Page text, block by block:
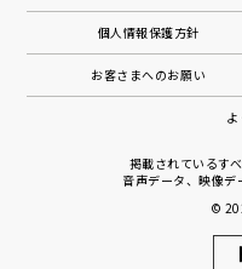
個人情報保護方針
お客さまへのお願い
掲載されているす
音声データ、映像デ
©